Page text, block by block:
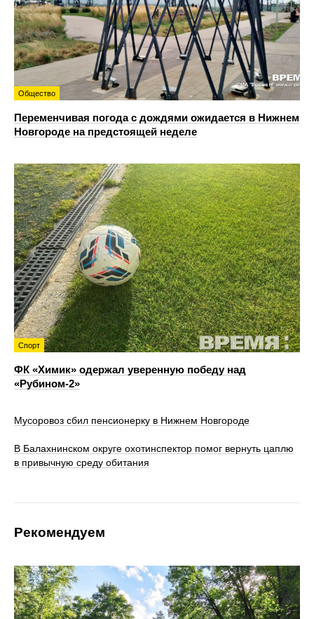
Общество
Переменчивая погода с дождями ожидается в Нижнем
Новгороде на предстоящей неделе
Спорт
ФК «Химик» одержал уверенную победу над
«Рубином‑2»
Мусоровоз сбил пенсионерку в Нижнем Новгороде
В Балахнинском округе охотинспектор помог вернуть цаплю
в привычную среду обитания
Рекомендуем